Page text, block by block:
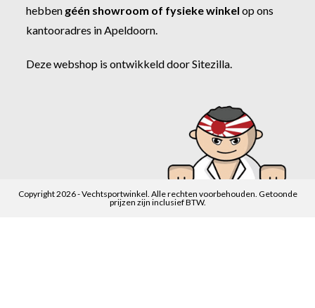
hebben géén showroom of fysieke winkel op ons
kantooradres in Apeldoorn.
Deze webshop is ontwikkeld doorSitezilla.
Copyright 2026 - Vechtsportwinkel. Alle rechten voorbehouden. Getoonde
prijzen zijn inclusief BTW.